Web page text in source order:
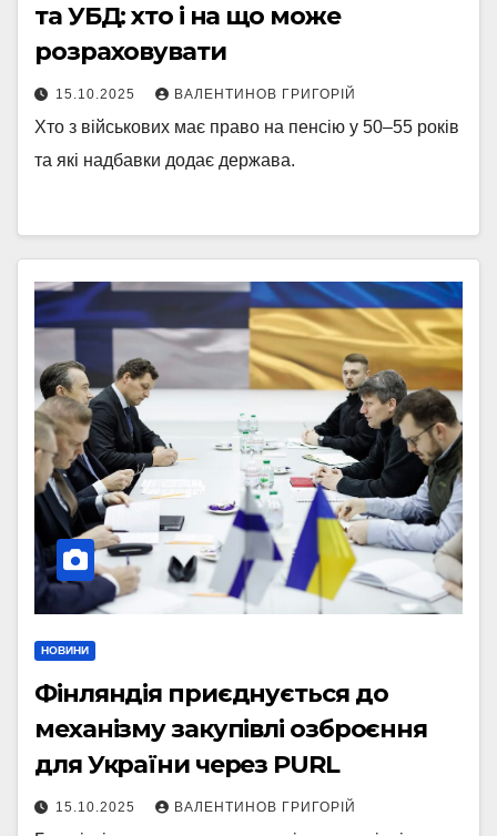
та УБД: хто і на що може
розраховувати
15.10.2025 ВАЛЕНТИНОВ ГРИГОРІЙ
Хто з військових має право на пенсію у 50–55 років
та які надбавки додає держава.
НОВИНИ
Фінляндія приєднується до
механізму закупівлі озброєння
для України через PURL
15.10.2025 ВАЛЕНТИНОВ ГРИГОРІЙ